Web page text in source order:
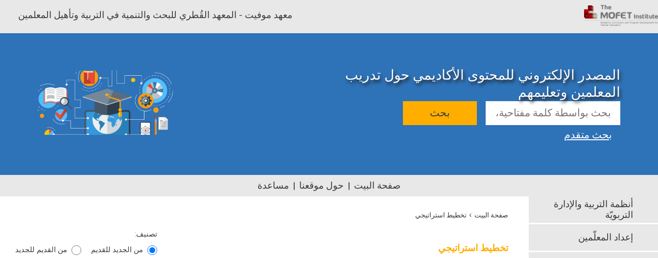
معهد موفيت - المعهد القُطري للبحث والتنمية في التربية وتأهيل المعلمين
المصدر الإلكتروني للمحتوى الأكاديمي حول تدريب
المعلمين وتعليمهم
بحث
بحث متقدم
صفحة البيت حول موقعنا مساعدة
صفحة البيت › تخطيط استراتيجي
تخطيط استراتيجي
تصنيف:
من الجديد للقديم
من القديم للجديد
أنظمة التربية والإدارة
التربويّة
إعداد المعلّمين